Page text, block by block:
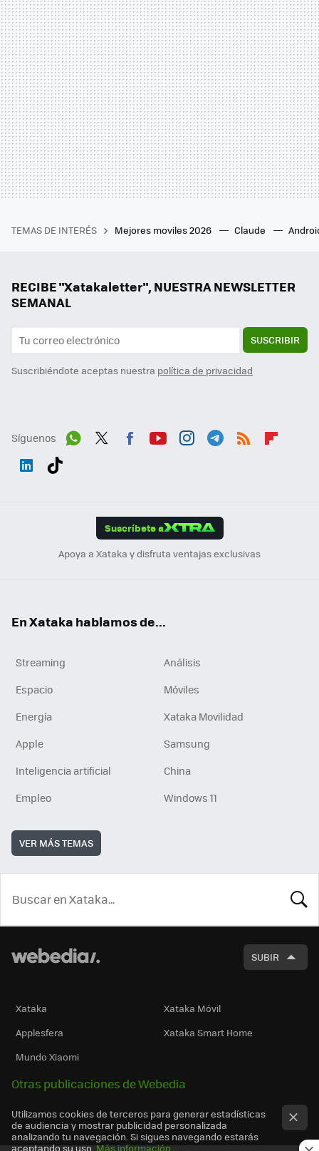
TEMAS DE INTERÉS Mejores moviles 2026 Claude
RECIBE "Xatakaletter", NUESTRA NEWSLETTER
SEMANAL
SUSCRIBIR
Suscribiéndote aceptas nuestra política de privacidad
Síguenos
Suscríbete a
Apoya a Xataka y disfruta ventajas exclusivas
En Xataka hablamos de...
Streaming
Análisis
Espacio
Móviles
Energía
Xataka Movilidad
Apple
Samsung
Inteligencia artificial
China
Empleo
Windows 11
VER MÁS TEMAS
SUBIR
Xataka
Xataka Móvil
Applesfera
Xataka Smart Home
Mundo Xiaomi
Otras publicaciones de Webedia
Utilizamos cookies de terceros para generar estadísticas
de audiencia y mostrar publicidad personalizada
analizando tu navegación. Si sigues navegando estarás
aceptando su uso. Más información